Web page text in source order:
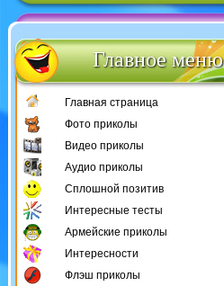
Главное меню
Главная страница
Фото приколы
Видео приколы
Аудио приколы
Сплошной позитив
Интересные тесты
Армейские приколы
Интересности
Флэш приколы